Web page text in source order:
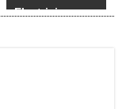
Electrician